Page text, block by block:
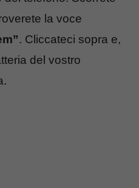
la voce
. Cliccateci sopra e,
del vostro